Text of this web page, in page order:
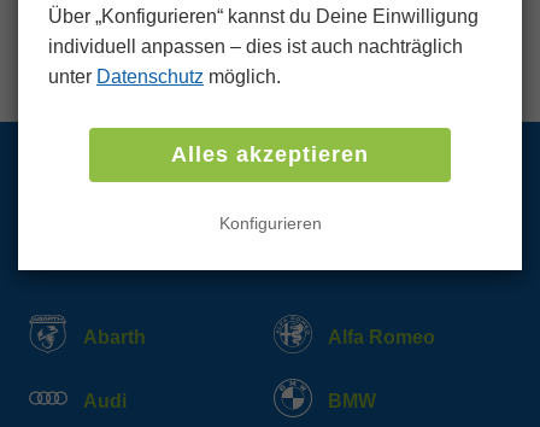
einen fairen Preis für Ihr Fahrzeug erhalten.
Abarth Alfa Romeo
Audi BMW
Über „Konfigurieren“ kannst du Deine Einwilligung
individuell anpassen ‒ dies ist auch nachträglich
unter Datenschutz möglich.
Alles akzeptieren
Konfigurieren